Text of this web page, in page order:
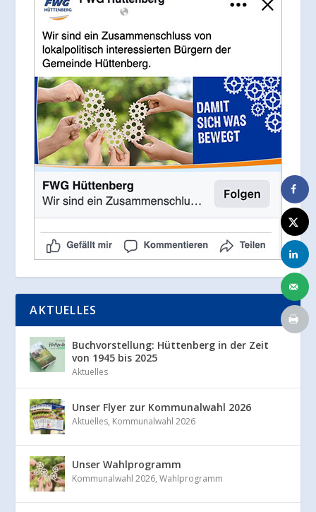
AKTUELLES
Buchvorstellung: Hüttenberg in der Zeit
von 1945 bis 2025
Aktuelles
Unser Flyer zur Kommunalwahl 2026
Aktuelles, Kommunalwahl 2026
Unser Wahlprogramm
Kommunalwahl 2026,Wahlprogramm